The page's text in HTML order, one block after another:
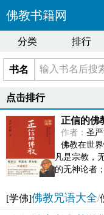
佛教书籍网
分类 排行
书名
点击排行
正信的佛
作者： 圣
佛教在世
凡是宗教，
的无神论者
[学佛]佛教咒语大全/